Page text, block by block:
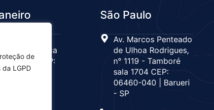
de
LGPD
Barra da Tijuca
Sala 442 CEP:
| Rio de
São Paulo
Av. Marcos Penteado
de Ulhoa Rodrigues,
n° 1119 - Tamboré
sala 1704 CEP:
06460-040 | Barueri
- SP